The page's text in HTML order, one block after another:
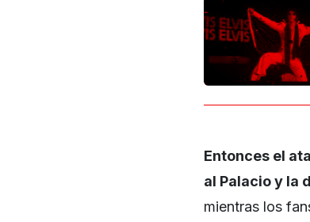
Entonces el
al Palacio y la
mientras los